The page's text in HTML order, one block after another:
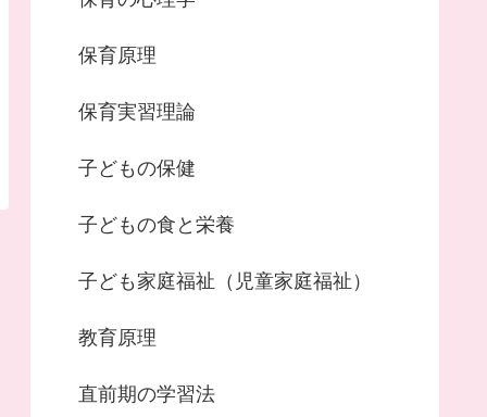
保育原理
保育実習理論
子どもの保健
子どもの食と栄養
子ども家庭福祉（児童家庭福祉）
教育原理
直前期の学習法